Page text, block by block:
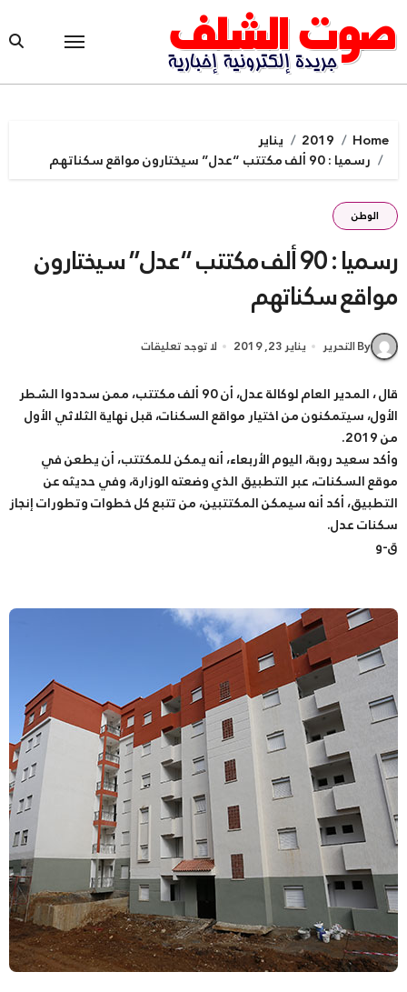
to
content
Home
2019
يناير
رسميا : 90 ألف مكتتب “عدل” سيختارون مواقع سكناتهم
الوطن
رسميا : 90 ألف مكتتب “عدل” سيختارون
مواقع سكناتهم
By التحرير يناير 23, 2019 لا توجد تعليقات
قال ، المدير العام لوكالة عدل، أن 90 ألف مكتتب، ممن سددوا الشطر
الأول، سيتمكنون من اختيار مواقع السكنات، قبل نهاية الثلاثي الأول
من 2019.
وأكد سعيد روبة، اليوم الأربعاء، أنه يمكن للمكتتب، أن يطعن في
موقع السكنات، عبر التطبيق الذي وضعته الوزارة، وفي حديثه عن
التطبيق، أكد أنه سيمكن المكتتبين، من تتبع كل خطوات وتطورات إنجاز
سكنات عدل.
ق-و